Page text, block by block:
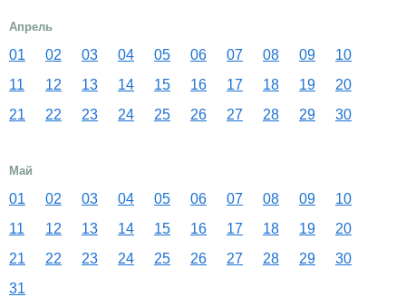
Апрель
01 02 03 04 05 06 07 08 09
10
11
12 13 14 15 16 17 18 19
20
21
22 23 24 25 26 27 28 29 30
Май
01 02 03 04 05 06 07 08 09
10
11
12 13 14 15 16 17 18 19
20
21
22 23 24 25 26 27 28 29
30
31